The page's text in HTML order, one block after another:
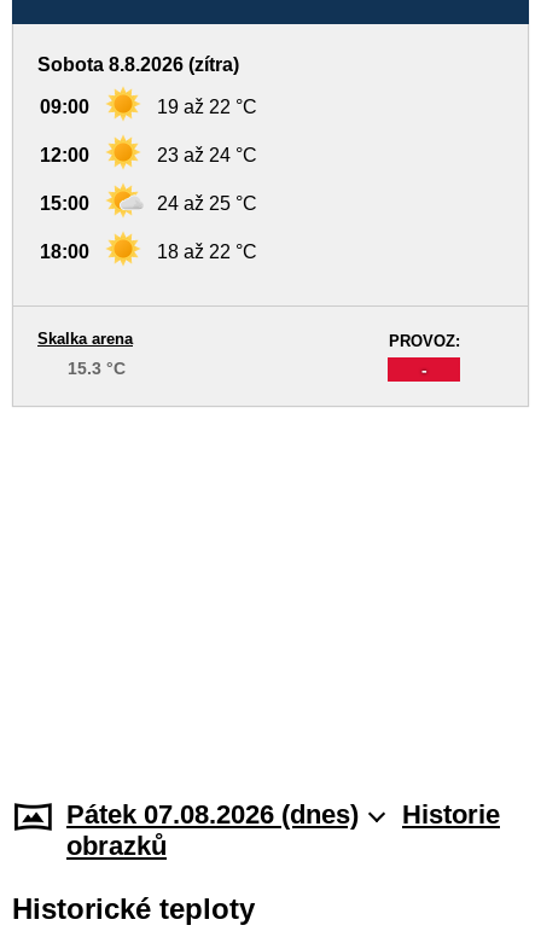
Sobota 8.8.2026 (zítra)
09:00 19 až 22 °C
12:00 23 až 24 °C
15:00 24 až 25 °C
18:00 18 až 22 °C
PROVOZ:
-
Skalka arena
15.3 °C
Pátek 07.08.2026 (dnes)
Historie
obrazků
Historické teploty